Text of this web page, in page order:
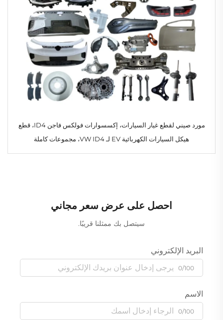
مورد صيني لقطع غيار السيارات، إكسسوارات فولكس فاجن ID4، قطع
هيكل السيارات الكهربائية EV لـ VW ID4، مجموعات كاملة
احصل على عرض سعر مجاني
سيتصل بك ممثلنا قريبًا.
البريد الإلكتروني
0/100
الاسم
0/100